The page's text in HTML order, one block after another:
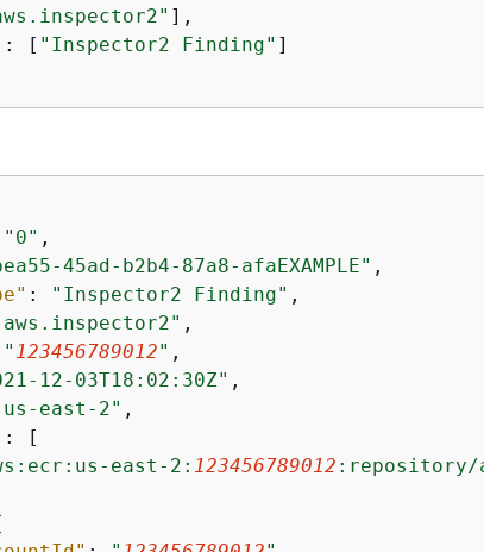
],
: [ "Inspector2 Finding" ]
"0" ,
45ad-b2b4-87a8-afaEXAMPLE" ,
: "Inspector2 Finding" ,
,
" 123456789012" ,
12-03T18:02:30Z" ,
east-2" ,
: [
east-2: 123456789012 :repository/